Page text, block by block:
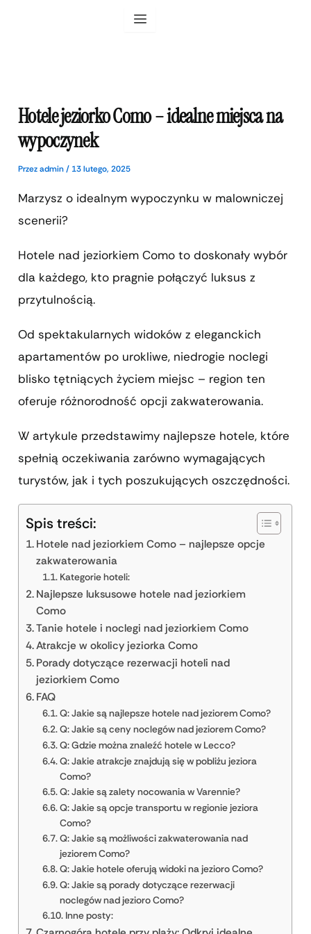
Hotele jeziorko Como – idealne miejsca na
wypoczynek
Przezadmin/ 13 lutego, 2025
Marzysz o idealnym wypoczynku w malowniczej
scenerii?
Hotele nad jeziorkiem Como to doskonały wybór
dla każdego, kto pragnie połączyć luksus z
przytulnością.
Od spektakularnych widoków z eleganckich
apartamentów po urokliwe, niedrogie noclegi
blisko tętniących życiem miejsc – region ten
oferuje różnorodność opcji zakwaterowania.
W artykule przedstawimy najlepsze hotele, które
spełnią oczekiwania zarówno wymagających
turystów, jak i tych poszukujących oszczędności.
Spis treści:
Hotele nad jeziorkiem Como – najlepsze opcje
zakwaterowania
Kategorie hoteli:
Najlepsze luksusowe hotele nad jeziorkiem
Como
Tanie hotele i noclegi nad jeziorkiem Como
Atrakcje w okolicy jeziorka Como
Porady dotyczące rezerwacji hoteli nad
jeziorkiem Como
FAQ
Q: Jakie są najlepsze hotele nad jeziorem Como?
Q: Jakie są ceny noclegów nad jeziorem Como?
Q: Gdzie można znaleźć hotele w Lecco?
Q: Jakie atrakcje znajdują się w pobliżu jeziora
Como?
Q: Jakie są zalety nocowania w Varennie?
Q: Jakie są opcje transportu w regionie jeziora
Como?
Q: Jakie są możliwości zakwaterowania nad
jeziorem Como?
Q: Jakie hotele oferują widoki na jezioro Como?
Q: Jakie są porady dotyczące rezerwacji
noclegów nad jezioro Como?
Inne posty: